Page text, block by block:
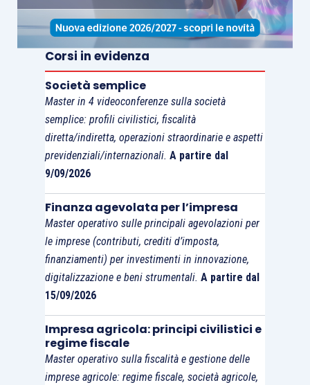
combinazione di entrambi questi fenomeni.
Corsi in evidenza
Società semplice
Master in 4 videoconferenze sulla società
semplice: profili civilistici, fiscalità
diretta/indiretta, operazioni straordinarie e aspetti
previdenziali/internazionali. A partire dal
9/09/2026
Finanza agevolata per l’impresa
Master operativo sulle principali agevolazioni per
le imprese (contributi, crediti d’imposta,
finanziamenti) per investimenti in innovazione,
digitalizzazione e beni strumentali. A partire dal
15/09/2026
Impresa agricola: principi civilistici e
regime fiscale
Master operativo sulla fiscalità e gestione delle
imprese agricole: regime fiscale, società agricole,